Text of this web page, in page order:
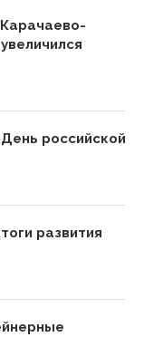
российской
развития